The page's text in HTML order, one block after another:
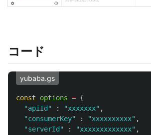
コード
yubaba.gs
const options = {
"apiId " : "xxxxxxx" ,
"consumerKey" : "xxxxxxxxxx" ,
"serverId " : "xxxxxxxxxxxxx" ,